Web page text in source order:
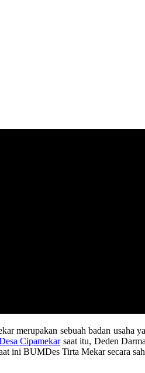
merupakan sebuah badan usaha
Cipamekarsaat itu, Deden
ini BUMDes Tirta Mekar secara